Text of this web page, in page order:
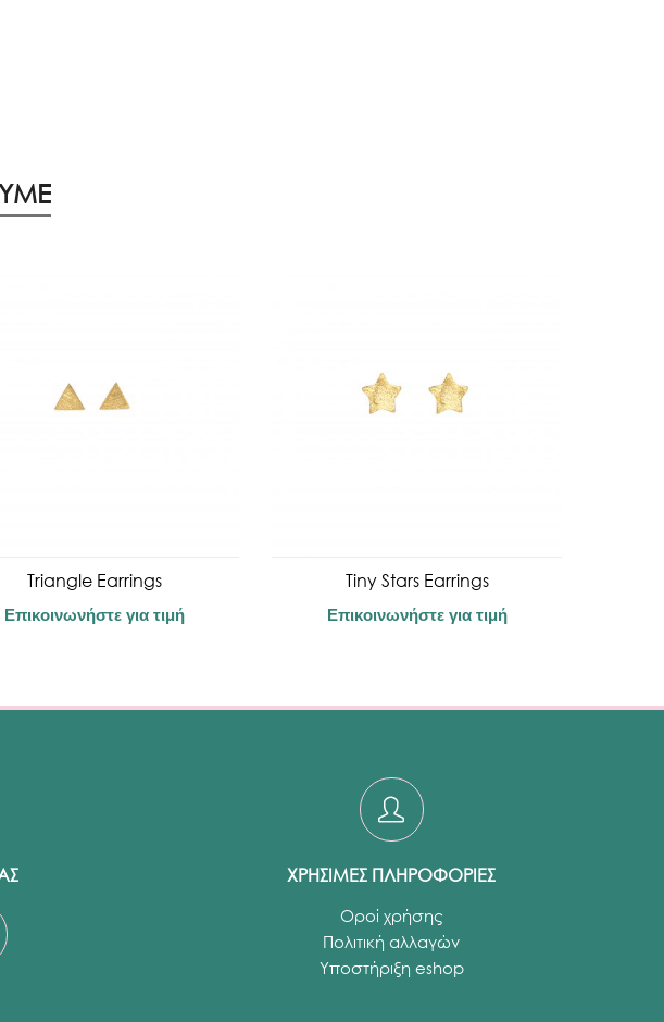
Triangle Earrings
Επικοινωνήστε για τιμή
Tiny Stars Earrings
Επικοινωνήστε για τιμή
ΧΡΗΣΙΜΕΣ ΠΛΗΡΟΦΟΡΙΕΣ
Οροί χρήσης
Πολιτική αλλαγών
Υποστήριξη eshop